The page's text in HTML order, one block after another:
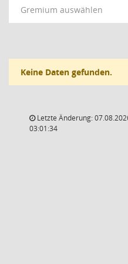
Gremium auswählen
Keine Daten gefunden.
Letzte Änderung:
03:01:34